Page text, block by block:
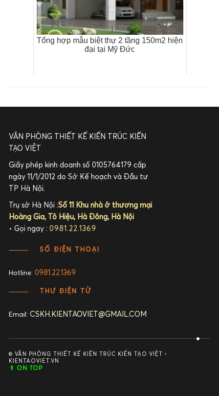
Tổng hợp mẫu biệt thự 2 tầng 150m2 hiện
đại tại Mỹ Đức
VĂN PHÒNG THIẾT KẾ KIẾN TRÚC KIẾN
TẠO VIỆT
Giấy phép kinh doanh số 0105764179 cấp
ngày 11/1/2012 do Sở Kế hoạch và Đầu tư
TP Hà Nội.
Trụ sở Hà Nội :Số 11 Khu nhà ở thương mại
Hoàng Gia, Tô Hiệu, Hà Đông, Hà Nội
• Gọi ngay : 0981.22.1369
SỐ ĐIỆN THOẠI
Hotline: 0981.22.1369
THƯ ĐIỆN TỬ
Email: CSKH.KIENTAOVIET@GMAIL.COM
© VĂN PHÒNG THIẾT KẾ KIẾN TRÚC KIẾN TẠO VIỆT •
KIENTAOVIET.VN
⇑ ON TOP